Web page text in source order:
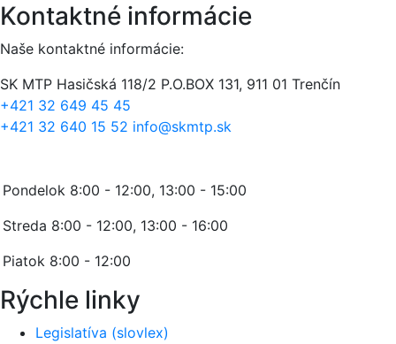
Kontaktné informácie
Naše kontaktné informácie:
SK MTP Hasičská 118/2 P.O.BOX 131, 911 01 Trenčín
+421 32 649 45 45
+421 32 640 15 52 info@skmtp.sk
Pondelok 8:00 - 12:00, 13:00 - 15:00
Streda 8:00 - 12:00, 13:00 - 16:00
Piatok 8:00 - 12:00
Rýchle linky
Legislatíva (slovlex)